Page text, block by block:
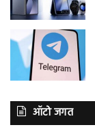
ऑटो जगत